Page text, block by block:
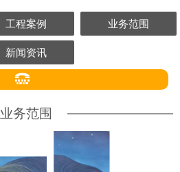
工程案例 业务范围
新闻资讯
业务范围